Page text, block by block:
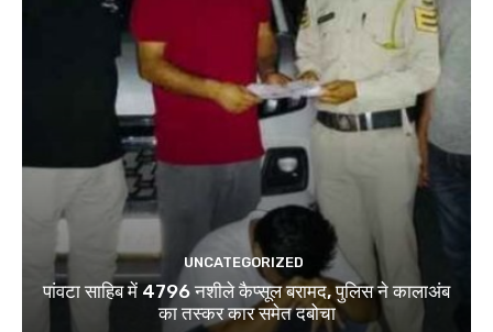
UNCATEGORIZED
पांवटा साहिब में 4796 नशीले कैप्सूल बरामद, पुलिस ने कालाअंब
का तस्कर कार समेत दबोचा